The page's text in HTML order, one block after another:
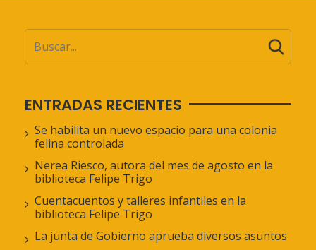
ENTRADAS RECIENTES
Se habilita un nuevo espacio para una colonia
felina controlada
Nerea Riesco, autora del mes de agosto en la
biblioteca Felipe Trigo
Cuentacuentos y talleres infantiles en la
biblioteca Felipe Trigo
La junta de Gobierno aprueba diversos asuntos